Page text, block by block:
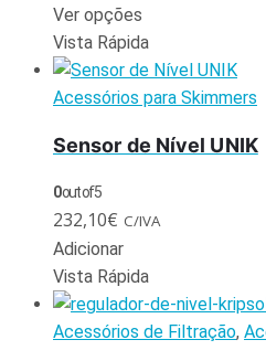
Ver opções
Vista Rápida
Acessórios para Skimmers
Sensor de Nível UNIK
0out of 5
232,10€ C/IVA
Adicionar
Vista Rápida
Acessórios de Filtração,